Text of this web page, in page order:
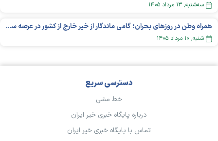
سه‌شنبه, ۱۳ مرداد ۱۴۰۵
همراه وطن در روزهای بحران؛ گامی ماندگار از خیر خارج از کشور در عرصه سلامت
شنبه, ۱۰ مرداد ۱۴۰۵
دسترسی سریع
خط مشی
درباره پایگاه خبری خیر ایران
تماس با پایگاه خبری خیر ایران